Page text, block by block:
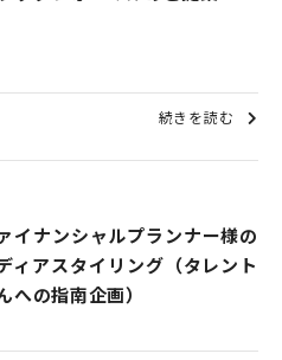
続きを読む
イナンシャルプランナー様の
ィアスタイリング（タレント
への指南企画）